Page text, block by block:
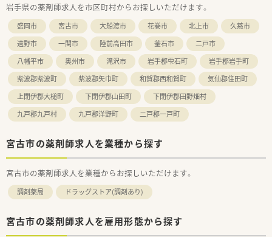
≪薬局について≫
循環器科, 内科メインで100枚/日ほどの処方箋を応需していま
す。
薬品も1300品目ほど取り揃えており、ご経験を積みたい方、スキ
ルを活かしたい方におススメです。
岩手県の薬剤師求人を市区町村からお探しいただけます。
盛岡市 宮古市 大船渡市 花巻市 北上市
久慈市
遠野市
一関市 陸前高田市 釜石市
二戸市
八幡平市
奥州市 滝沢市 岩手郡雫石町
岩手郡岩手町
紫波郡紫波町
紫波郡矢巾町 和賀郡西和賀町
気仙郡住田町
上閉伊郡大槌町
下閉伊郡山田町
下閉伊郡田野畑村
九戸郡九戸村
九戸郡洋野町 二戸郡一戸町
宮古市の薬剤師求人を業種から探す
宮古市の薬剤師求人を業種からお探しいただけます。
調剤薬局 ドラッグストア(調剤あり)
宮古市の薬剤師求人を雇用形態から探す